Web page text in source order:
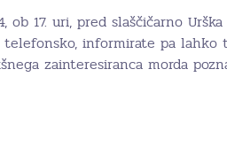
17. uri, pred slaščičarno
informirate pa lahko
zainteresiranca morda